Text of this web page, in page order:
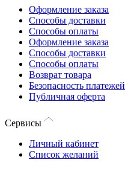
Оформление заказа
Способы доставки
Способы оплаты
Оформление заказа
Способы доставки
Способы оплаты
Возврат товара
Безопасность платежей
Публичная оферта
Сервисы
Личный кабинет
Список желаний